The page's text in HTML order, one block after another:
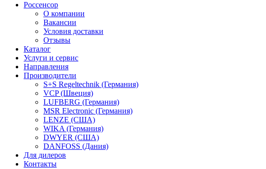
Россенсор
О компании
Вакансии
Условия доставки
Отзывы
Каталог
Услуги и сервис
Направления
Производители
S+S Regeltechnik (Германия)
VCP (Швеция)
LUFBERG (Германия)
MSR Electronic (Германия)
LENZE (США)
WIKA (Германия)
DWYER (США)
DANFOSS (Дания)
Для дилеров
Контакты